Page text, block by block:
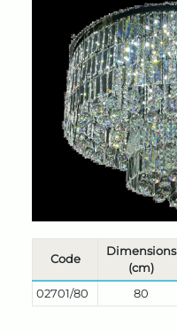
Code
Dimensions
(cm)
02701/80
80